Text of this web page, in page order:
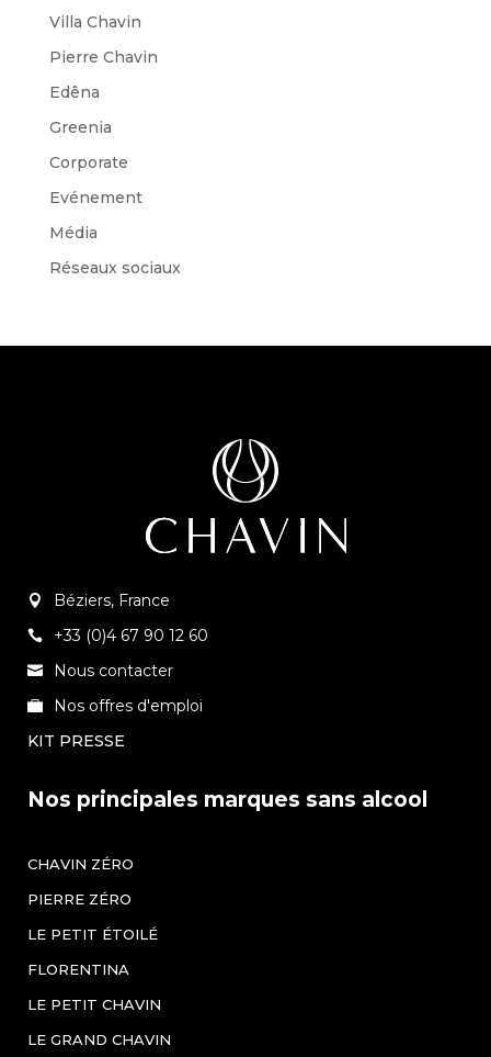
Villa Chavin
Pierre Chavin
Edêna
Greenia
Corporate
Evénement
Média
Réseaux sociaux
Béziers, France
+33 (0)4 67 90 12 60
Nous contacter
Nos offres d'emploi
KIT PRESSE
Nos principales marques sans alcool
CHAVIN ZÉRO
PIERRE ZÉRO
LE PETIT ÉTOILÉ
FLORENTINA
LE PETIT CHAVIN
LE GRAND CHAVIN